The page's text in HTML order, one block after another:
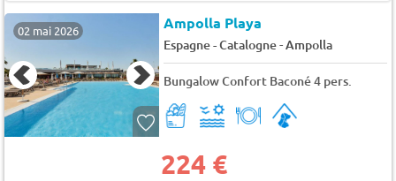
02 mai 2026 Ampolla Playa
Espagne - Catalogne-Ampolla
Bungalow Confort Baconé 4 pers.
224 €